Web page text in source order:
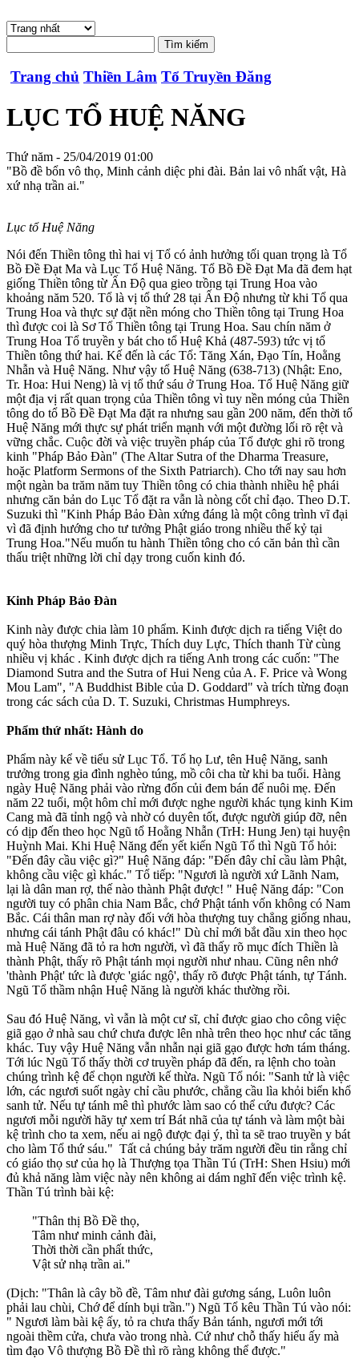
Trang chủ Thiền Lâm Tổ Truyền Đăng
LỤC TỔ HUỆ NĂNG
Thứ năm - 25/04/2019 01:00
"Bồ đề bổn vô thọ, Minh cảnh diệc phi đài. Bản lai vô nhất vật, Hà
xứ nhạ trần ai."
Lục tổ Huệ Năng
Nói đến Thiền tông thì hai vị Tổ có ảnh hưởng tối quan trọng là Tổ
Bồ Ðề Ðạt Ma và Lục Tổ Huệ Năng. Tổ Bồ Ðề Ðạt Ma đã đem hạt
giống Thiền tông từ Ấn Ðộ qua gieo trồng tại Trung Hoa vào
khoảng năm 520. Tổ là vị tổ thứ 28 tại Ấn Ðộ nhưng từ khi Tổ qua
Trung Hoa và thực sự đặt nền móng cho Thiền tông tại Trung Hoa
thì được coi là Sơ Tổ Thiền tông tại Trung Hoa. Sau chín năm ở
Trung Hoa Tổ truyền y bát cho tổ Huệ Khả (487-593) tức vị tổ
Thiền tông thứ hai. Kế đến là các Tổ: Tăng Xán, Ðạo Tín, Hoằng
Nhẫn và Huệ Năng. Như vậy tổ Huệ Năng (638-713) (Nhật: Eno,
Tr. Hoa: Hui Neng) là vị tổ thứ sáu ở Trung Hoa. Tổ Huệ Năng giữ
một địa vị rất quan trọng của Thiền tông vì tuy nền móng của Thiền
tông do tổ Bồ Ðề Ðạt Ma đặt ra nhưng sau gần 200 năm, đến thời tổ
Huệ Năng mới thực sự phát triển mạnh với một đường lối rõ rệt và
vững chắc. Cuộc đời và việc truyền pháp của Tổ được ghi rõ trong
kinh "Pháp Bảo Ðàn" (The Altar Sutra of the Dharma Treasure,
hoặc Platform Sermons of the Sixth Patriarch). Cho tới nay sau hơn
một ngàn ba trăm năm tuy Thiền tông có chia thành nhiều hệ phái
nhưng căn bản do Lục Tổ đặt ra vẫn là nòng cốt chỉ đạo. Theo D.T.
Suzuki thì "Kinh Pháp Bảo Ðàn xứng đáng là một công trình vĩ đại
vì đã định hướng cho tư tưởng Phật giáo trong nhiều thế kỷ tại
Trung Hoa."Nếu muốn tu hành Thiền tông cho có căn bản thì cần
thấu triệt những lời chỉ dạy trong cuốn kinh đó.
Kinh Pháp Bảo Ðàn
Kinh này được chia làm 10 phẩm. Kinh được dịch ra tiếng Việt do
quý hòa thượng Minh Trực, Thích duy Lực, Thích thanh Từ cùng
nhiều vị khác . Kinh được dịch ra tiếng Anh trong các cuốn: "The
Diamond Sutra and the Sutra of Hui Neng của A. F. Price và Wong
Mou Lam", "A Buddhist Bible của D. Goddard" và trích từng đoạn
trong các sách của D. T. Suzuki, Christmas Humphreys.
Phẩm thứ nhất: Hành do
Phẩm này kể về tiểu sử Lục Tổ. Tổ họ Lư, tên Huệ Năng, sanh
trưởng trong gia đình nghèo túng, mồ côi cha từ khi ba tuổi. Hàng
ngày Huệ Năng phải vào rừng đốn củi đem bán để nuôi mẹ. Ðến
năm 22 tuổi, một hôm chỉ mới được nghe người khác tụng kinh Kim
Cang mà đã tỉnh ngộ và nhờ có duyên tốt, được người giúp đỡ, nên
có dịp đến theo học Ngũ tổ Hoằng Nhẫn (TrH: Hung Jen) tại huyện
Huỳnh Mai. Khi Huệ Năng đến yết kiến Ngũ Tổ thì Ngũ Tổ hỏi:
"Ðến đây cầu việc gì?" Huệ Năng đáp: "Ðến đây chỉ cầu làm Phật,
không cầu việc gì khác." Tổ tiếp: "Ngươi là người xứ Lãnh Nam,
lại là dân man rợ, thế nào thành Phật được! " Huệ Năng đáp: "Con
người tuy có phân chia Nam Bắc, chớ Phật tánh vốn không có Nam
Bắc. Cái thân man rợ này đối với hòa thượng tuy chẳng giống nhau,
nhưng cái tánh Phật đâu có khác!" Dù chỉ mới bắt đầu xin theo học
mà Huệ Năng đã tỏ ra hơn người, vì đã thấy rõ mục đích Thiền là
thành Phật, thấy rõ Phật tánh mọi người như nhau. Cũng nên nhớ
'thành Phật' tức là được 'giác ngộ', thấy rõ được Phật tánh, tự Tánh.
Ngũ Tổ thầm nhận Huệ Năng là người khác thường rồi.
Sau đó Huệ Năng, vì vẫn là một cư sĩ, chỉ được giao cho công việc
giã gạo ở nhà sau chứ chưa được lên nhà trên theo học như các tăng
khác. Tuy vậy Huệ Năng vẫn nhẫn nại giã gạo được hơn tám tháng.
Tới lúc Ngũ Tổ thấy thời cơ truyền pháp đã đến, ra lệnh cho toàn
chúng trình kệ để chọn người kế thừa. Ngũ Tổ nói: "Sanh tử là việc
lớn, các ngươi suốt ngày chỉ cầu phước, chẳng cầu lìa khỏi biển khổ
sanh tử. Nếu tự tánh mê thì phước làm sao có thể cứu được? Các
ngươi mỗi người hãy tự xem trí Bát nhã của tự tánh và làm một bài
kệ trình cho ta xem, nếu ai ngộ được đại ý, thì ta sẽ trao truyền y bát
cho làm Tổ thứ sáu." Tất cả chúng bảy trăm người đều tin rằng chỉ
có giáo thọ sư của họ là Thượng tọa Thần Tú (TrH: Shen Hsiu) mới
đủ khả năng làm việc này nên không ai dám nghĩ đến việc trình kệ.
Thần Tú trình bài kệ:
"Thân thị Bồ Ðề thọ,
Tâm như minh cảnh đài,
Thời thời cần phất thức,
Vật sử nhạ trần ai."
(Dịch: "Thân là cây bồ đề, Tâm như đài gương sáng, Luôn luôn
phải lau chùi, Chớ để dính bụi trần.") Ngũ Tổ kêu Thần Tú vào nói:
" Ngươi làm bài kệ ấy, tỏ ra chưa thấy Bản tánh, ngươi mới tới
ngoài thềm cửa, chưa vào trong nhà. Cứ như chỗ thấy hiểu ấy mà
tìm đạo Vô thượng Bồ Ðề thì rõ ràng không thể được."